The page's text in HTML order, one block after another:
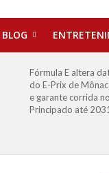
BLOG
Fórmula E altera
do E-Prix de
e garante corrida no
Principado até 2031